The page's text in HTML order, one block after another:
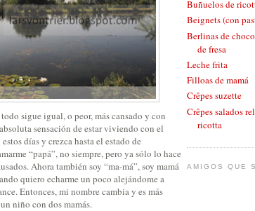
sigue igual, o peor, más cansado y con
sensación de estar viviendo con el
días y crezca hasta el estado de
“papá”, no siempre, pero ya sólo lo hace
Ahora también soy “ma-má”, soy mamá
quiero echarme un poco alejándome a
Entonces, mi nombre cambia y es más
niño con dos mamás.
Buñuelos de
Beignets (con
Berlinas de
de fresa
Leche frita
Filloas de mamá
Crêpes suzette
Crêpes salados
ricotta
AMIGOS QUE